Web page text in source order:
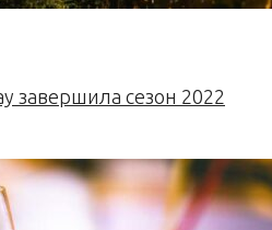
завершила сезон 2022